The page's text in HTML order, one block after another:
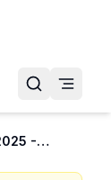
LT MEN Power Run 2025 - Sidoarjo